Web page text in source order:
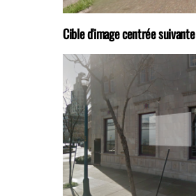
Cible d'image centrée suivante